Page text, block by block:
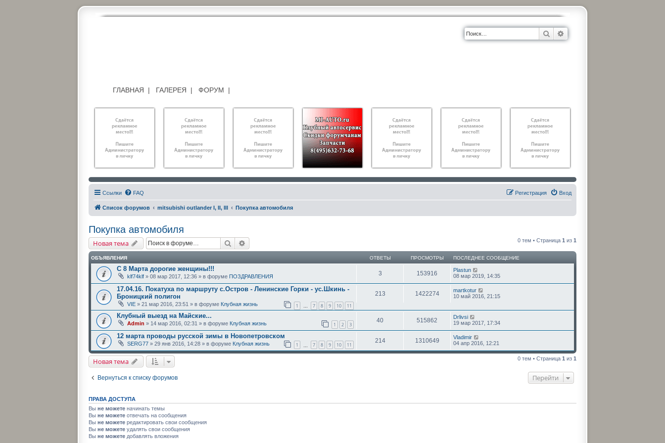
ГЛАВНАЯ | ГАЛЕРЕЯ | ФОРУМ |
Поиск
Ссылки FAQ Вход
Регистрация
Список форумов mitsubishi outlander I, II, III Покупка автомобиля
Покупка автомобиля
Новая тема Поиск 0 тем • Страница 1 из 1
ОБЪЯВЛЕНИЯ ОТВЕТЫ ПРОСМОТРЫ ПОСЛЕДНЕЕ СООБЩЕНИЕ
С 8 Марта дорогие женщины!!!
klf74klf » 08 мар 2017, 12:36 » в форуме ПОЗДРАВЛЕНИЯ 3 153916
Plastun
08 мар 2019, 14:35
17.04.16. Покатуха по маршруту с.Остров - Ленинские Горки - ус.Шкинь -
Броницкий полигон
VIE » 21 мар 2016, 23:51 » в форуме Клубная жизнь 1 … 7 8 9 10 11
213 1422274
martkotur
10 май 2016, 21:15
Клубный выезд на Майские...
Admin » 14 мар 2016, 02:31 » в форуме Клубная жизнь 1 2 3
40 515862
Drlivsi
19 мар 2017, 17:34
12 марта проводы русской зимы в Новопетровском
SERG77 » 29 янв 2016, 14:28 » в форуме Клубная жизнь 1 7 8 9 10 11
214 1310649
Vladimir
04 апр 2016, 12:21
Новая тема 0 тем • Страница 1 из 1
Вернуться к списку форумов Перейти
ПРАВА ДОСТУПА
Вы не можете начинать темы
Вы не можете отвечать на сообщения
Вы не можете редактировать свои сообщения
Вы не можете удалять свои сообщения
Вы не можете добавлять вложения